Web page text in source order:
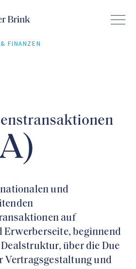
FINANZEN
und
auf
Erwerberseite, beginnend
über die Due
Vertragsgestaltung und